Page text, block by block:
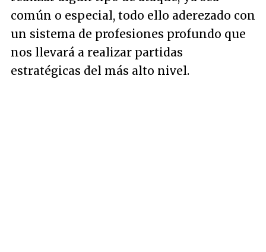
común o especial, todo ello aderezado con
un sistema de profesiones profundo que
nos llevará a realizar partidas
estratégicas del más alto nivel.